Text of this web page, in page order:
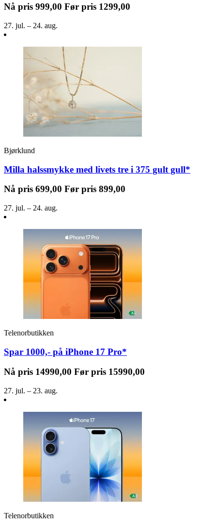
Nå pris 999,00 Før pris 1299,00
27. jul. – 24. aug.
Bjørklund
Milla halssmykke med livets tre i 375 gult gull*
Nå pris 699,00 Før pris 899,00
27. jul. – 24. aug.
Telenorbutikken
Spar 1000,- på iPhone 17 Pro*
Nå pris 14990,00 Før pris 15990,00
27. jul. – 23. aug.
Telenorbutikken